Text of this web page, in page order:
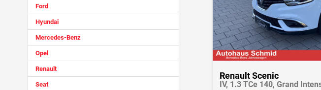
Renault Scenic
Ford
Hyundai
Mercedes-Benz
Opel
Renault
Seat